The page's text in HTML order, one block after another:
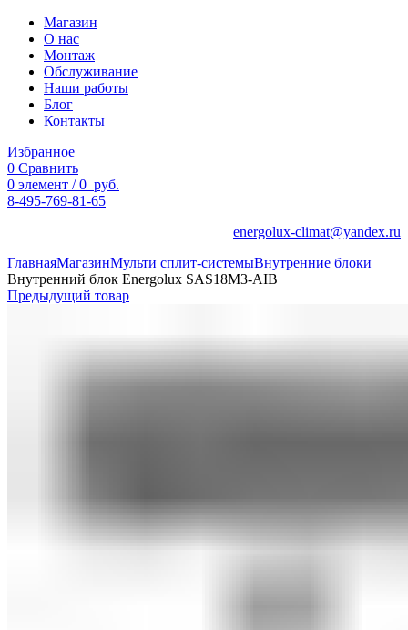
Магазин
О нас
Монтаж
Обслуживание
Наши работы
Блог
Контакты
Избранное
0 Сравнить
0 элемент / 0 руб.
8-495-769-81-65
energolux-climat@yandex.ru
ГлавнаяМагазинМульти сплит-системыВнутренние блоки
Внутренний блок Energolux SAS18M3-AIB
Предыдущий товар